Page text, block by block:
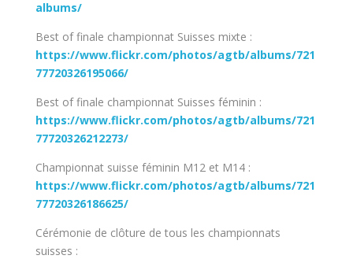
albums/
Best of finale championnat Suisses mixte :
https://www.flickr.com/photos/agtb/albums/721
77720326195066/
Best of finale championnat Suisses féminin :
https://www.flickr.com/photos/agtb/albums/721
77720326212273/
Championnat suisse féminin M12 et M14 :
https://www.flickr.com/photos/agtb/albums/721
77720326186625/
Cérémonie de clôture de tous les championnats
suisses :